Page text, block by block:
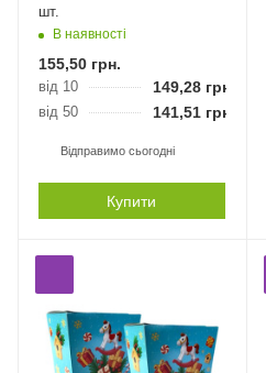
шт.
В наявності
155,50 грн.
від 10 149,28 грн.
від 50 141,51 грн.
Відправимо сьогодні
Купити